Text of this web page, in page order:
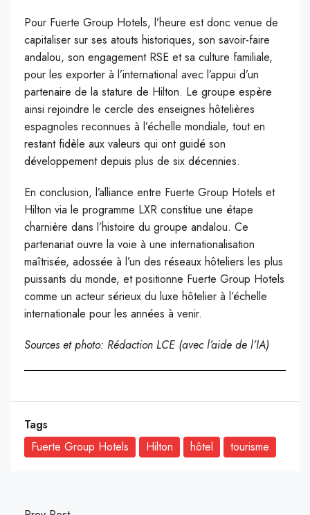
Pour Fuerte Group Hotels, l’heure est donc venue de
capitaliser sur ses atouts historiques, son savoir-faire
andalou, son engagement RSE et sa culture familiale,
pour les exporter à l’international avec l’appui d’un
partenaire de la stature de Hilton. Le groupe espère
ainsi rejoindre le cercle des enseignes hôtelières
espagnoles reconnues à l’échelle mondiale, tout en
restant fidèle aux valeurs qui ont guidé son
développement depuis plus de six décennies.
En conclusion, l’alliance entre Fuerte Group Hotels et
Hilton via le programme LXR constitue une étape
charnière dans l’histoire du groupe andalou. Ce
partenariat ouvre la voie à une internationalisation
maîtrisée, adossée à l’un des réseaux hôteliers les plus
puissants du monde, et positionne Fuerte Group Hotels
comme un acteur sérieux du luxe hôtelier à l’échelle
internationale pour les années à venir.
Sources et photo: Rédaction LCE (avec l’aide de l’IA)
Tags
Fuerte Group Hotels
Hilton hôtel tourisme